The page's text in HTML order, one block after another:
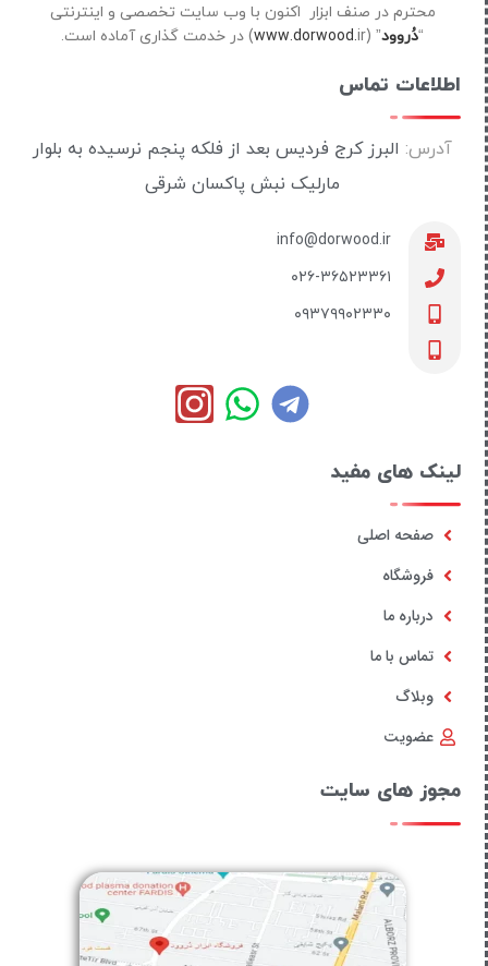
محترم در صنف ابزار اکنون با وب سایت تخصصی و اینترنتی
“دُروود” (
www.dorwood.ir) در خدمت گذاری آماده است.
اطلاعات تماس
آدرس: البرز کرج فردیس بعد از فلکه پنجم نرسیده به بلوار
مارلیک نبش پاکسان شرقی
info@dorwood.ir
۰۲۶-۳۶۵۲۳۳۶۱
۰۹۳۷۹۹۰۲۳۳۰
لینک های مفید
صفحه اصلی
فروشگاه
درباره ما
تماس با ما
وبلاگ
عضویت
مجوز های سایت